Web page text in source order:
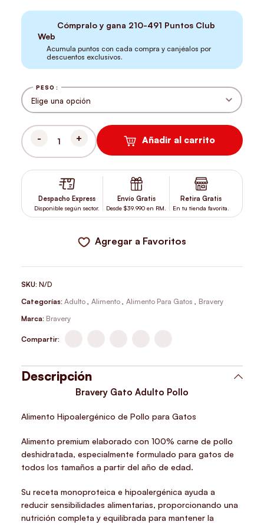
Cómpralo y gana 210-491 Puntos Club
Web
Acumula puntos con cada compra y canjéalos por
descuentos exclusivos.
PESO
BRAVERY GATO ADULTO POLLO CANTIDAD
Añadir al carrito
Despacho Express
Disponible según sector.
Envío Gratis
Desde $39.990 en RM.
Retira Gratis
En tu tienda favorita.
Agregar a Favoritos
SKU:N/D
Categorías: Adulto , Alimento , Alimento Para Gatos , Bravery
Marca: Bravery
Compartir:
Descripción
Bravery Gato Adulto Pollo
Alimento Hipoalergénico de Pollo para Gatos
Alimento premium elaborado con100% carne de pollo
deshidratada, especialmente formulado para gatos de
todos los tamaños a partir del año de edad.
Su receta monoproteica e hipoalergénica ayuda a
reducir sensibilidades alimentarias, proporcionando una
nutrición completa y equilibrada para mantener la